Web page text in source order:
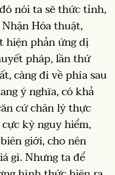
nói ta sẽ thức tỉnh,
Hóa thuật,
hiện phản ứng dị
pháp, lần thứ
càng đi về phía sau
ý nghĩa, có khả
cứ chân lý thực
kỳ nguy hiểm,
giới, cho nên
gì. Nhưng ta để